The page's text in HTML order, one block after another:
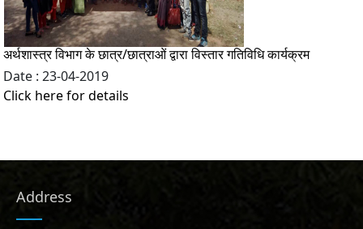
अर्थशास्त्र विभाग के छात्र/छात्राओं द्वारा विस्तार गतिविधि कार्यक्रम
Date : 23-04-2019
Click here for details
Address